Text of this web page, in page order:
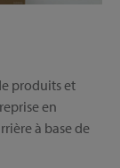
produits et
en
à base de